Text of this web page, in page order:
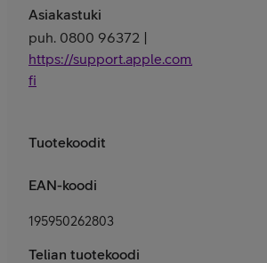
Asiakastuki
puh. 0800 96372 |
https://support.apple.com/fi-
fi
Tuotekoodit
EAN-koodi
195950262803
Telian tuotekoodi